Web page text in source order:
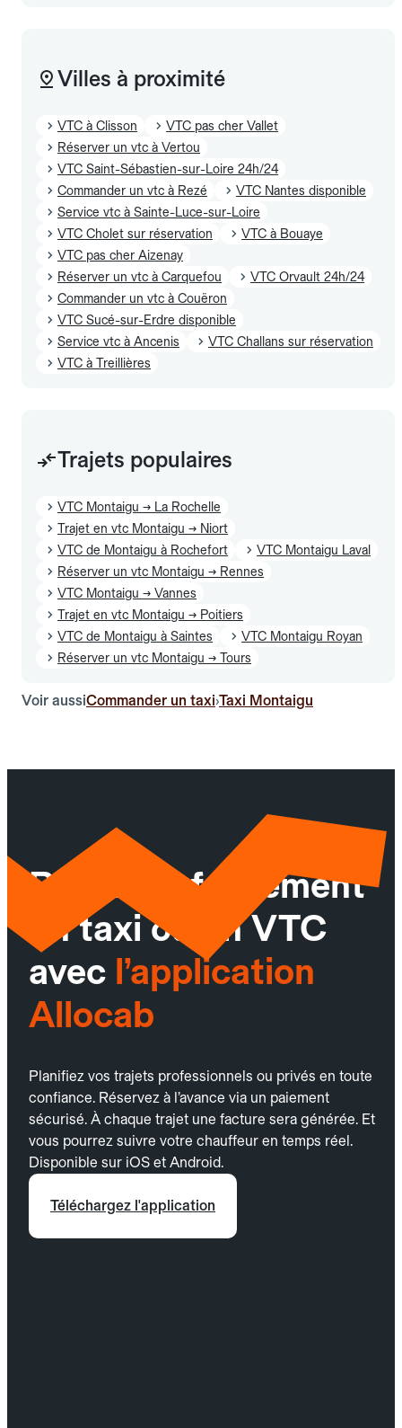
Villes à proximité
VTC à Clisson
VTC pas cher Vallet
Réserver un vtc à Vertou
VTC Saint-Sébastien-sur-Loire 24h/24
Commander un vtc à Rezé
VTC Nantes disponible
Service vtc à Sainte-Luce-sur-Loire
VTC Cholet sur réservation
VTC à Bouaye
VTC pas cher Aizenay
Réserver un vtc à Carquefou
VTC Orvault 24h/24
Commander un vtc à Couëron
VTC Sucé-sur-Erdre disponible
Service vtc à Ancenis
VTC Challans sur réservation
VTC à Treillières
Trajets populaires
VTC Montaigu → La Rochelle
Trajet en vtc Montaigu → Niort
VTC de Montaigu à Rochefort
VTC Montaigu Laval
Réserver un vtc Montaigu → Rennes
VTC Montaigu → Vannes
Trajet en vtc Montaigu → Poitiers
VTC de Montaigu à Saintes
VTC Montaigu Royan
Réserver un vtc Montaigu → Tours
Voir aussiCommander un taxi›Taxi Montaigu
Réservez facilement
un taxi ou un VTC
avec l’application
Allocab
Planifiez vos trajets professionnels ou privés en toute
confiance. Réservez à l’avance via un paiement
sécurisé. À chaque trajet une facture sera générée. Et
vous pourrez suivre votre chauffeur en temps réel.
Disponible sur iOS et Android.
Téléchargez l'application